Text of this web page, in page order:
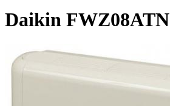
Daikin FWZ08ATN